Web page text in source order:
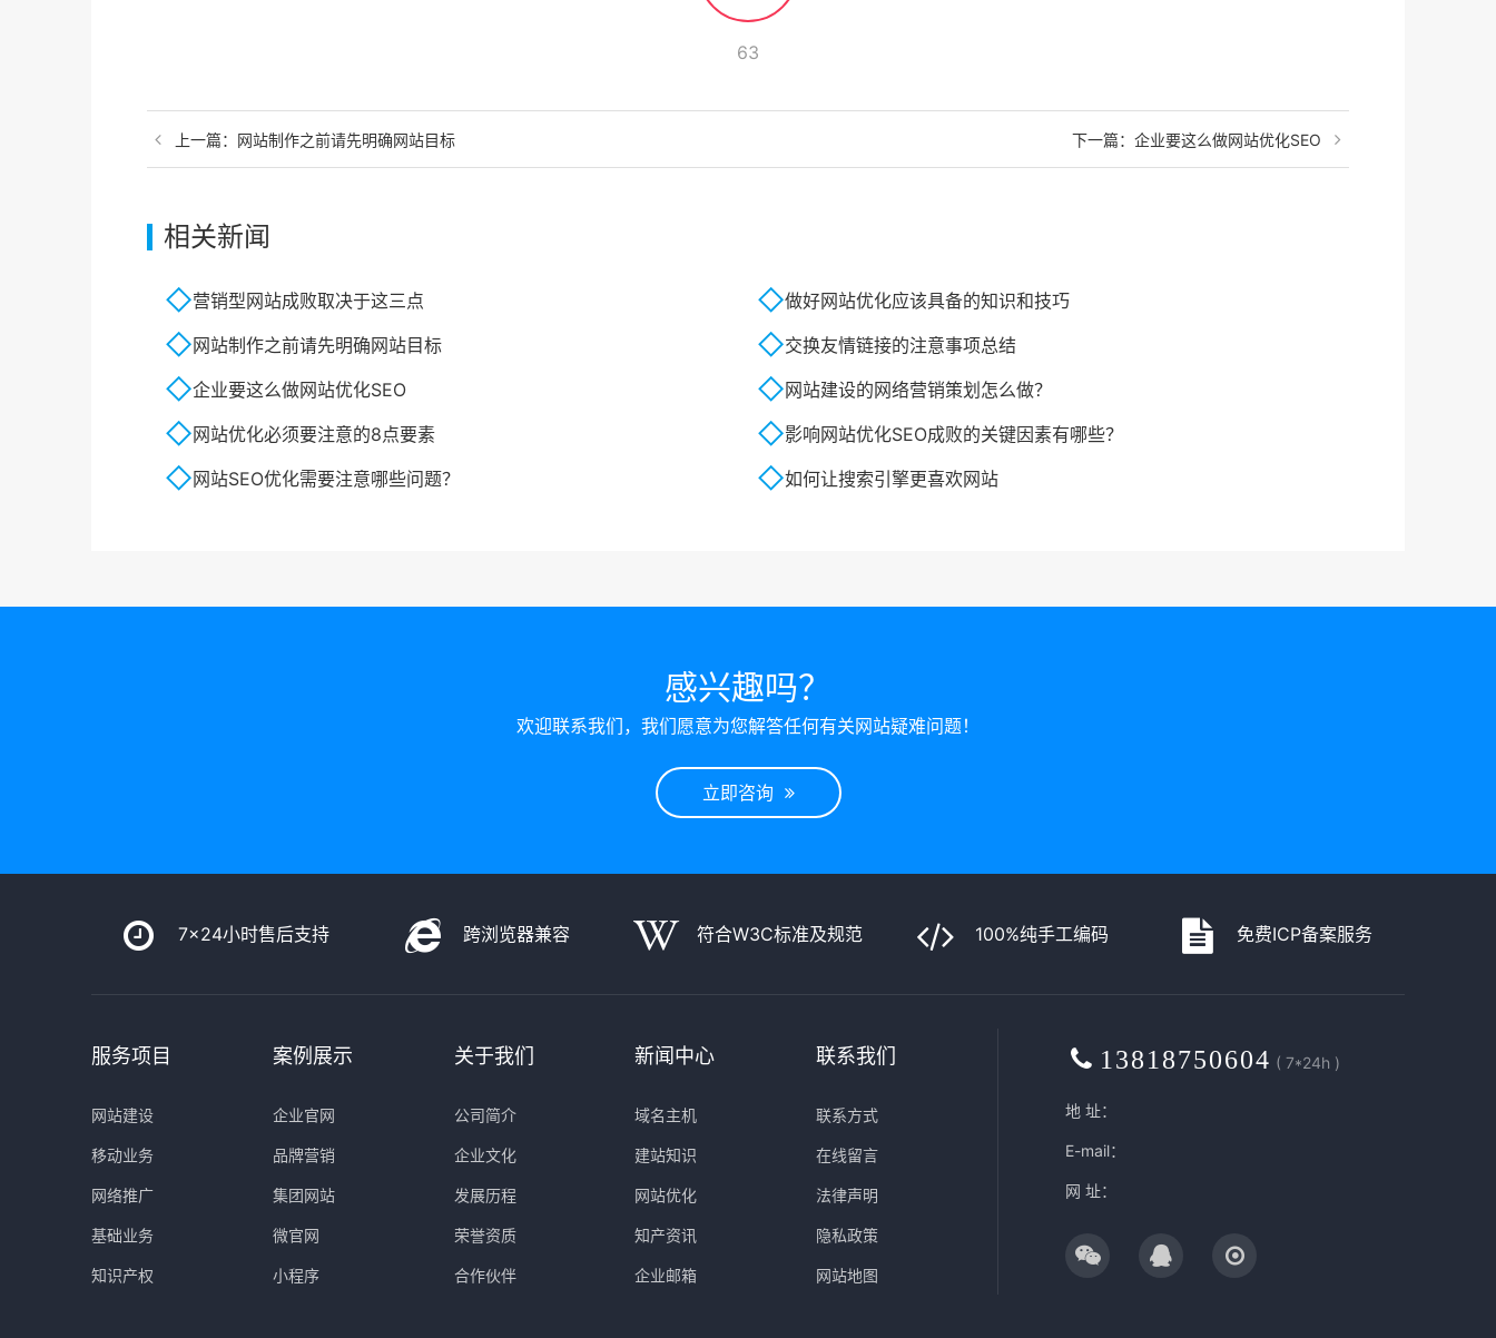
63
上一篇： 网站制作之前请先明确网站目标 下一篇：企业要这么做网站优化SEO
相关新闻
营销型网站成败取决于这三点
做好网站优化应该具备的知识和技巧
网站制作之前请先明确网站目标
交换友情链接的注意事项总结
企业要这么做网站优化SEO
网站建设的网络营销策划怎么做？
网站优化必须要注意的8点要素
影响网站优化SEO成败的关键因素有哪些？
网站SEO优化需要注意哪些问题？
如何让搜索引擎更喜欢网站
感兴趣吗？
欢迎联系我们，我们愿意为您解答任何有关网站疑难问题！
立即咨询
7x24小时售后支持 跨浏览器兼容 符合W3C标准及规范 100%纯手工编码 免费ICP备案服务
服务项目
网站建设
移动业务
网络推广
基础业务
知识产权
案例展示
企业官网
品牌营销
集团网站
微官网
小程序
关于我们
公司简介
企业文化
发展历程
荣誉资质
合作伙伴
新闻中心
域名主机
建站知识
网站优化
知产资讯
企业邮箱
联系我们
联系方式
在线留言
法律声明
隐私政策
网站地图
13818750604 ( 7*24h )
地 址：
E-mail：
网 址：